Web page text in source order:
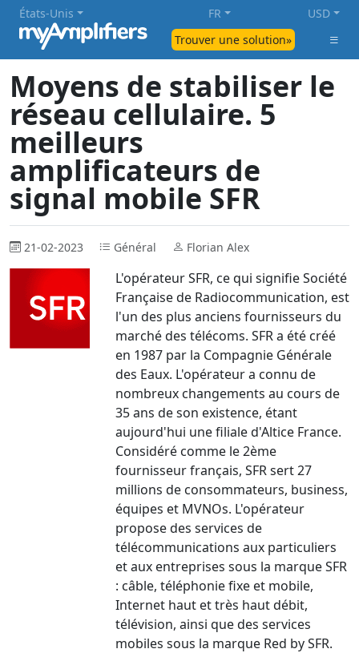
Trouver une solution»
États-Unis FR USD
Moyens de stabiliser le
réseau cellulaire. 5
meilleurs
amplificateurs de
signal mobile SFR
21-02-2023 Général Florian Alex
L'opérateur SFR, ce qui signifie Société
Française de Radiocommunication, est
l'un des plus anciens fournisseurs du
marché des télécoms. SFR a été créé
en 1987 par la Compagnie Générale
des Eaux. L'opérateur a connu de
nombreux changements au cours de
35 ans de son existence, étant
aujourd'hui une filiale d'Altice France.
Considéré comme le 2ème
fournisseur français, SFR sert 27
millions de consommateurs, business,
équipes et MVNOs. L'opérateur
propose des services de
télécommunications aux particuliers
et aux entreprises sous la marque SFR
: câble, téléphonie fixe et mobile,
Internet haut et très haut débit,
télévision, ainsi que des services
mobiles sous la marque Red by SFR.